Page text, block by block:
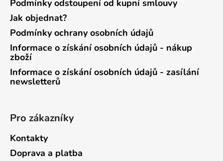
Podmínky odstoupení od kupní smlouvy
Jak objednat?
Podmínky ochrany osobních údajů
Informace o získání osobních údajů - nákup
zboží
Informace o získání osobních údajů - zasílání
newsletterů
Pro zákazníky
Kontakty
Doprava a platba